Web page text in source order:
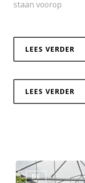
staan voorop
LEES VERDER
LEES VERDER
DE